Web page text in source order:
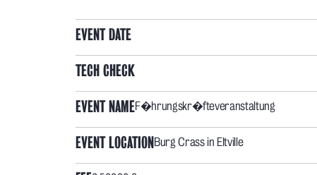
EVENT DATE
TECH CHECK
EVENT NAMEF�hrungskr�fteveranstaltung
EVENT LOCATIONBurg Crass in Eltville